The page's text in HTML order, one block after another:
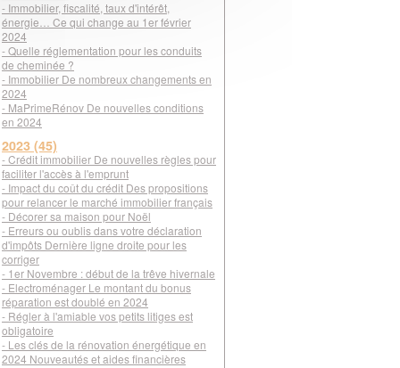
- Immobilier, fiscalité, taux d'intérêt,
énergie… Ce qui change au 1er février
2024
- Quelle réglementation pour les conduits
de cheminée ?
- Immobilier De nombreux changements en
2024
- MaPrimeRénov De nouvelles conditions
en 2024
2023 (45)
- Crédit immobilier De nouvelles règles pour
faciliter l'accès à l'emprunt
- Impact du coût du crédit Des propositions
pour relancer le marché immobilier français
- Décorer sa maison pour Noël
- Erreurs ou oublis dans votre déclaration
d'impôts Dernière ligne droite pour les
corriger
- 1er Novembre : début de la trêve hivernale
- Electroménager Le montant du bonus
réparation est doublé en 2024
- Régler à l'amiable vos petits litiges est
obligatoire
- Les clés de la rénovation énergétique en
2024 Nouveautés et aides financières